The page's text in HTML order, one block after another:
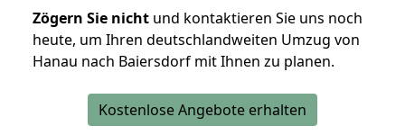
Zögern Sie nicht und kontaktieren Sie uns noch
heute, um Ihren deutschlandweiten Umzug von
Hanau nach Baiersdorf mit Ihnen zu planen.
Kostenlose Angebote erhalten